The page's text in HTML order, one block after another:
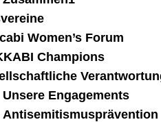
Women’s Forum
Champions
Unsere Engagements
Antisemitismusprävention